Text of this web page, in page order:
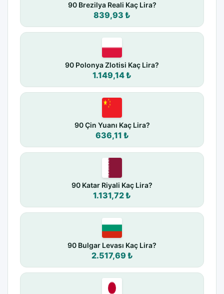
90 Brezilya Reali Kaç Lira?
839,93 ₺
90 Polonya Zlotisi Kaç Lira?
1.149,14 ₺
90 Çin Yuanı Kaç Lira?
636,11 ₺
90 Katar Riyali Kaç Lira?
1.131,72 ₺
90 Bulgar Levası Kaç Lira?
2.517,69 ₺